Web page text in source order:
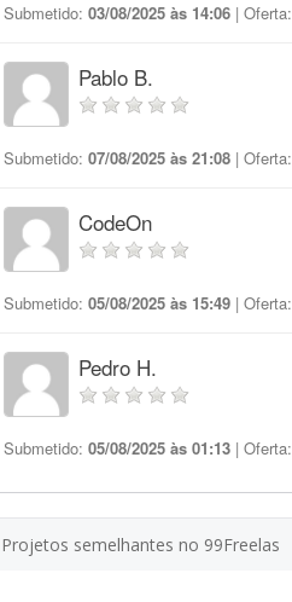
Submetido: 03/08/2025 às 14:06 | Oferta:
Pablo B.
Submetido: 07/08/2025 às 21:08 | Oferta:
CodeOn
Submetido: 05/08/2025 às 15:49 | Oferta:
Pedro H.
Submetido: 05/08/2025 às 01:13 | Oferta:
Projetos semelhantes no 99Freelas